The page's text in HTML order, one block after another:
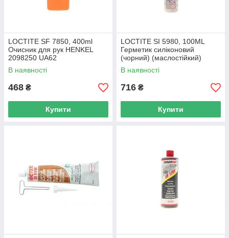
LOCTITE SF 7850, 400ml
Очисник для рук HENKEL
2098250 UA62
В наявності
468 ₴
Купити
LOCTITE SI 5980, 100ML
Герметик силіконовий
(чорний) (маслостійкий)
(-55°C до +200°C) заміна для
2327036 UA62
В наявності
716 ₴
Купити